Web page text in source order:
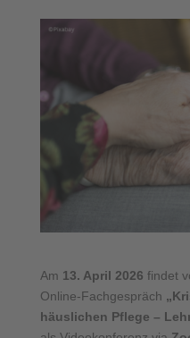
Am 13. April 2026 findet
Online-Fachgespräch
häuslichen Pflege –